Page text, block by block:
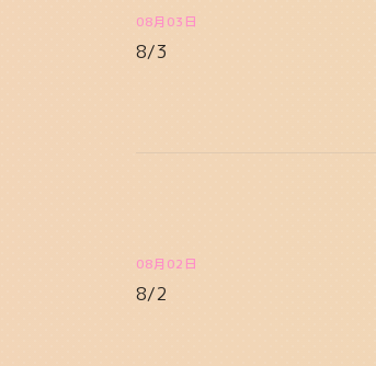
08月03日
8/3
08月02日
8/2